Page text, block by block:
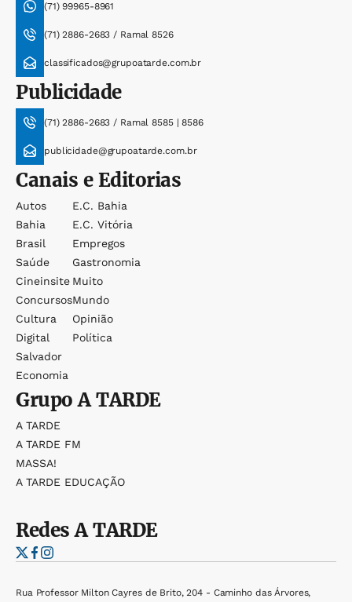
(71) 99965-8961
(71) 2886-2683 / Ramal 8526
classificados@grupoatarde.com.br
Publicidade
(71) 2886-2683 / Ramal 8585 | 8586
publicidade@grupoatarde.com.br
Canais e Editorias
Autos
Bahia
Brasil
Saúde
Cineinsite
Concursos
Cultura
Digital
Salvador
Economia
E.c. Bahia
E.c. Vitória
Empregos
Gastronomia
Muito
Mundo
Opinião
Política
GrupoA TARDE
A TARDE
A TARDE FM
MASSA!
A TARDE EDUCAÇÃO
RedesA TARDE
Rua Professor Milton Cayres de Brito, 204 - Caminho das Árvores,